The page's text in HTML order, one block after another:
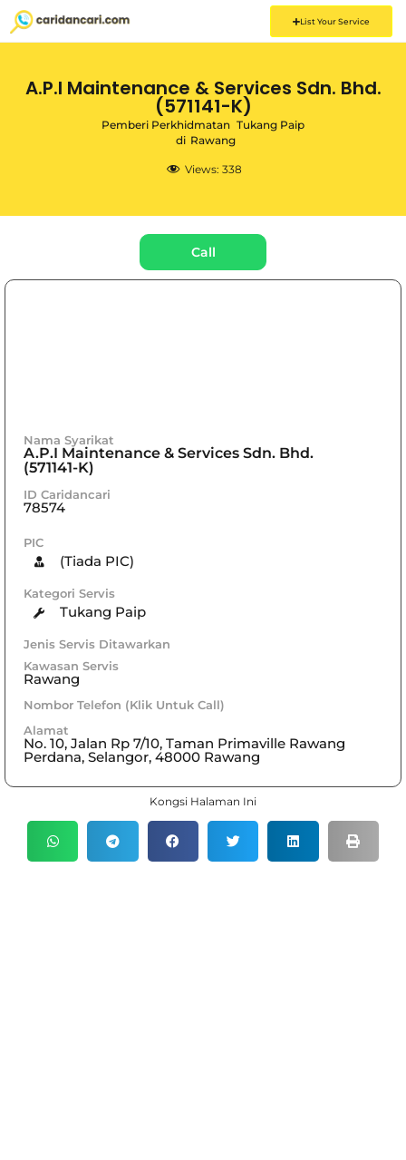
List Your Service
A.P.I Maintenance & Services Sdn. Bhd.
(571141-K)
Pemberi Perkhidmatan Tukang Paip
di Rawang
Views: 338
Call
Nama Syarikat
A.P.I Maintenance & Services Sdn. Bhd.
(571141-K)
ID Caridancari
78574
PIC
(Tiada PIC)
Kategori Servis
Tukang Paip
Jenis Servis Ditawarkan
Kawasan Servis
Rawang
Nombor Telefon (Klik Untuk Call)
Alamat
No. 10, Jalan Rp 7/10, Taman Primaville Rawang
Perdana, Selangor, 48000 Rawang
Kongsi Halaman Ini